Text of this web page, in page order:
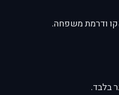
ודרמת משפחה.
בלבד.